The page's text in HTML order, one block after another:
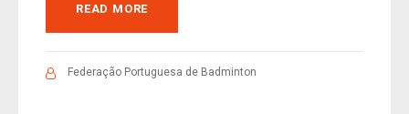
READ MORE
Federação Portuguesa de Badminton